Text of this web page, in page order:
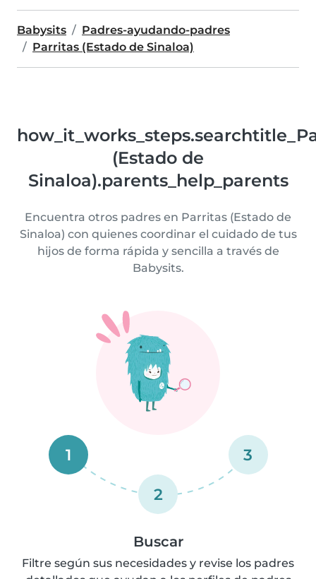
Babysits
Padres-ayudando-padres
Parritas (Estado de Sinaloa)
(Estado de
Sinaloa).parents_help_parents
Encuentra otros padres en Parritas (Estado de
Sinaloa) con quienes coordinar el cuidado de tus
hijos de forma rápida y sencilla a través de
Babysits.
1
2
3
Buscar
Filtre según sus necesidades y revise los padres